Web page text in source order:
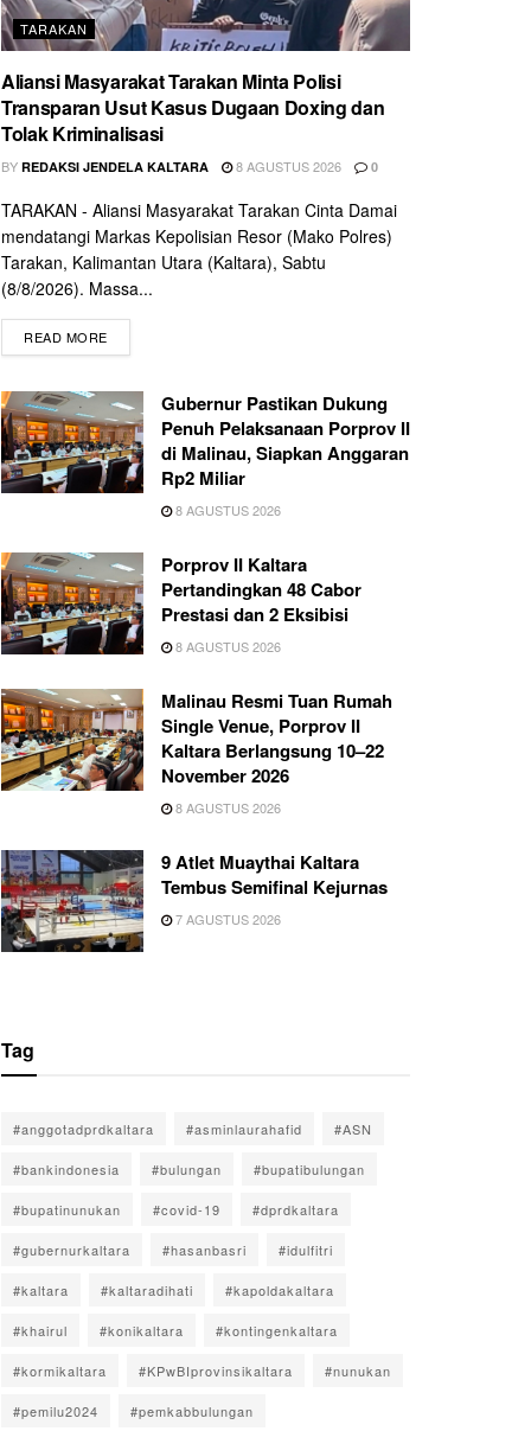
TARAKAN
Aliansi Masyarakat Tarakan Minta Polisi
Transparan Usut Kasus Dugaan Doxing dan
Tolak Kriminalisasi
BY REDAKSI JENDELA KALTARA 8 AGUSTUS 2026 0
TARAKAN - Aliansi Masyarakat Tarakan Cinta Damai
mendatangi Markas Kepolisian Resor (Mako Polres)
Tarakan, Kalimantan Utara (Kaltara), Sabtu
(8/8/2026). Massa...
READ MORE
Gubernur Pastikan Dukung
Penuh Pelaksanaan Porprov II
di Malinau, Siapkan Anggaran
Rp2 Miliar
8 AGUSTUS 2026
Porprov II Kaltara
Pertandingkan 48 Cabor
Prestasi dan 2 Eksibisi
8 AGUSTUS 2026
Malinau Resmi Tuan Rumah
Single Venue, Porprov II
Kaltara Berlangsung 10–22
November 2026
8 AGUSTUS 2026
9 Atlet Muaythai Kaltara
Tembus Semifinal Kejurnas
7 AGUSTUS 2026
Tag
#anggotadprdkaltara #asminlaurahafid #ASN
#bankindonesia #bulungan #bupatibulungan
#bupatinunukan #covid-19 #dprdkaltara
#gubernurkaltara #hasanbasri #idulfitri
#kaltara #kaltaradihati #kapoldakaltara
#khairul #konikaltara #kontingenkaltara
#kormikaltara #KPwBIprovinsikaltara #nunukan
#pemilu2024 #pemkabbulungan